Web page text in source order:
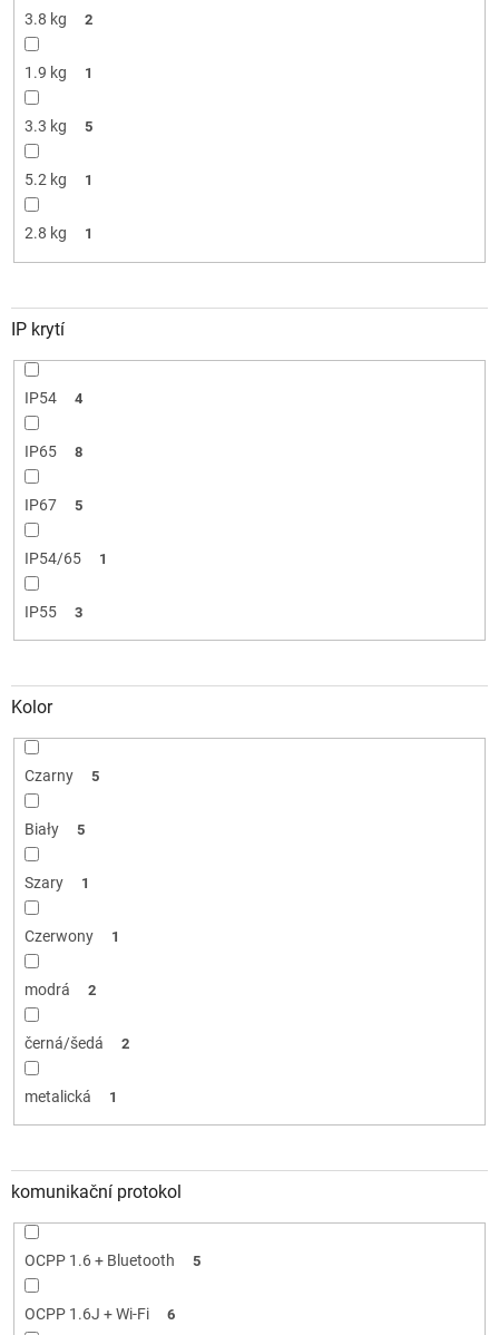
3.8 kg 2
1.9 kg 1
3.3 kg 5
5.2 kg 1
2.8 kg 1
IP krytí
IP54 4
IP65 8
IP67 5
IP54/65 1
IP55 3
Kolor
Czarny 5
Biały 5
Szary 1
Czerwony 1
modrá 2
černá/šedá 2
metalická 1
komunikační protokol
OCPP 1.6 + Bluetooth 5
OCPP 1.6J + Wi-Fi 6